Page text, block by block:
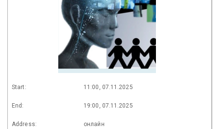
Start: 11:00, 07.11.2025
End: 19:00, 07.11.2025
Address: онлайн